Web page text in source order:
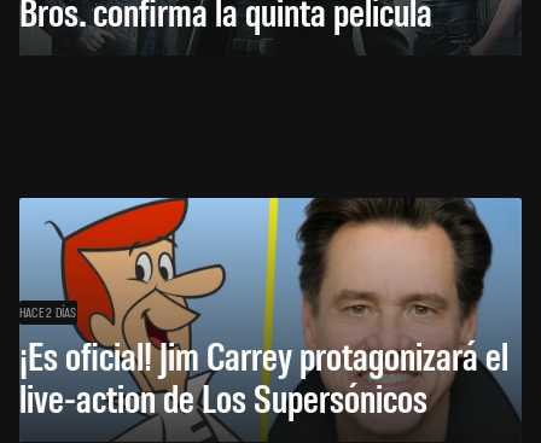
Bros. confirma la quinta película
HACE 2 DÍAS
¡Es oficial! Jim Carrey protagonizará el
live-action de Los Supersónicos